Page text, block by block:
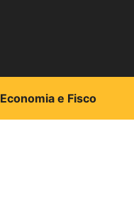
Economia e Fisco